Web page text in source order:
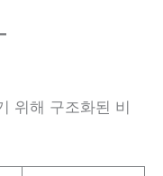
위해 구조화된 비